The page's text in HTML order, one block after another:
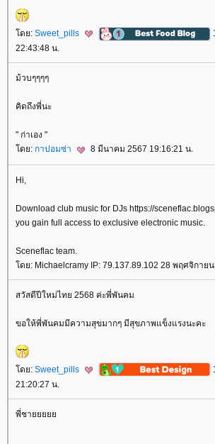
ดย: Sweet_pills
22:43:48 น.
ม้วบๆๆๆๆ
คิดถึงพี่นะ
" ก่าเอง "
ดย: กาปอมซ่า 8 มีนาคม 2567 19:16:21 น.
Hi,
Download club music for DJs https://
you gain full access to exclusive electronic music.
Sceneflac team.
ดย: Michaelcramy IP: 79.137.89.102 28 พฤศจิกายน
สวัสดีปีใหม่ไทย 2568 ค่ะพี่พันคม
ขอให้พี่พันคมมีความสุขมากๆ มีสุขภาพแข็งแรงนะคะ
ดย: Sweet_pills
21:20:27 น.
พี่ชา